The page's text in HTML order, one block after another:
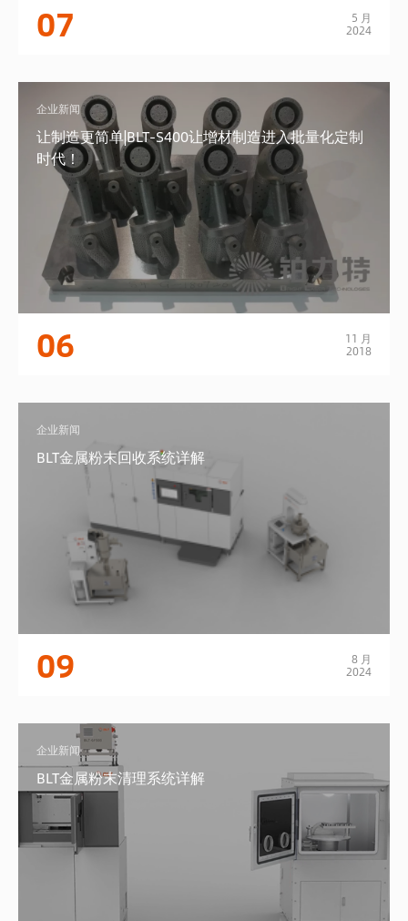
07 5 月
2024
企业新闻
让制造更简单|BLT-S400让增材制造进入批量化定制
时代！
06 11 月
2018
企业新闻
BLT金属粉末回收系统详解
09 8 月
2024
企业新闻
BLT金属粉末清理系统详解